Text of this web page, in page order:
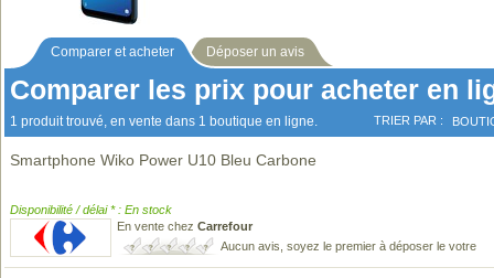
Comparer et acheter Déposer un avis
Comparer les prix pour acheter en
1 produit trouvé, en vente dans 1 boutique en ligne. TRIER PAR :
Smartphone Wiko Power U10 Bleu Carbone
Disponibilité / délai * : En stock
En vente chez Carrefour
Aucun avis, soyez le premier à déposer le votre